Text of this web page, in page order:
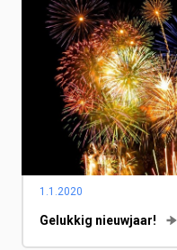
1.1.2020
Gelukkig nieuwjaar!